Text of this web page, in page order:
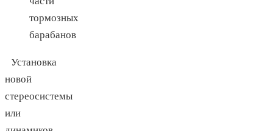
тормозных
барабанов
Установка
новой
стереосистемы
или